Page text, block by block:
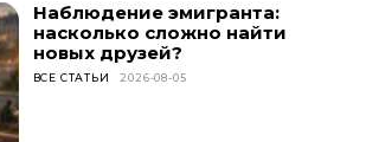
Наблюдение эмигранта:
насколько сложно найти
новых друзей?
ВСЕ СТАТЬИ 2026-08-05